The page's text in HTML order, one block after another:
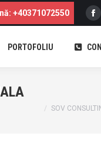
+40371072550
PORTOFOLIU
SOV